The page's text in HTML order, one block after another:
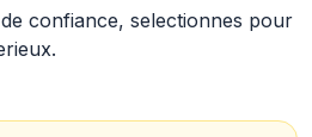
confiance, selectionnes pour